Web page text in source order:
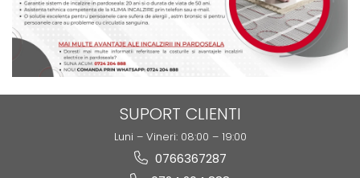
SUPORT CLIENTI
Luni – Vineri: 08:00 – 19:00
0766367287